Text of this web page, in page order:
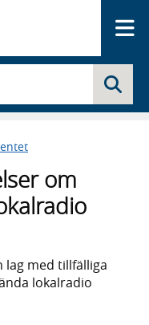
om
lag med tillfälliga
lokalradio